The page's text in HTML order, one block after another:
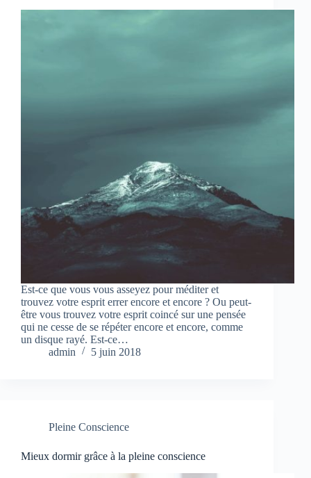
Est-ce que vous vous asseyez pour méditer et
trouvez votre esprit errer encore et encore ? Ou peut-
être vous trouvez votre esprit coincé sur une pensée
qui ne cesse de se répéter encore et encore, comme
un disque rayé. Est-ce…
admin
5 juin 2018
Pleine Conscience
Mieux dormir grâce à la pleine conscience